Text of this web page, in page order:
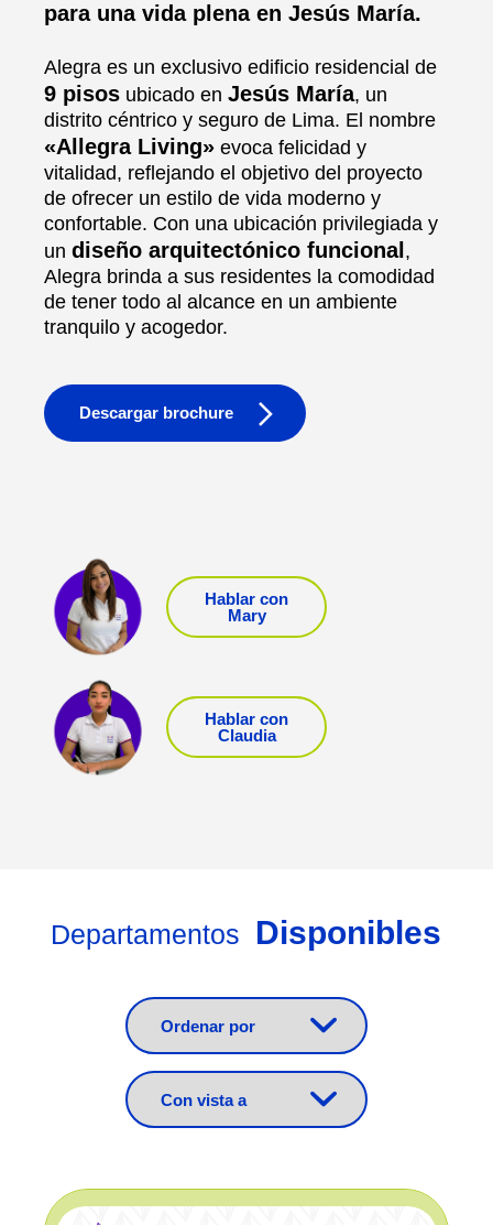
para una vida plena en Jesús María.
Alegra es un exclusivo edificio residencial de
9 pisos ubicado enJesús María, un
distrito céntrico y seguro de Lima. El nombre
«Allegra Living» evoca felicidad y
vitalidad, reflejando el objetivo del proyecto
de ofrecer un estilo de vida moderno y
confortable. Con una ubicación privilegiada y
undiseño arquitectónico funcional ,
Alegra brinda a sus residentes la comodidad
de tener todo al alcance en un ambiente
tranquilo y acogedor.
Descargar brochure
Hablar con
Mary
Hablar con
Claudia
Departamentos Disponibles